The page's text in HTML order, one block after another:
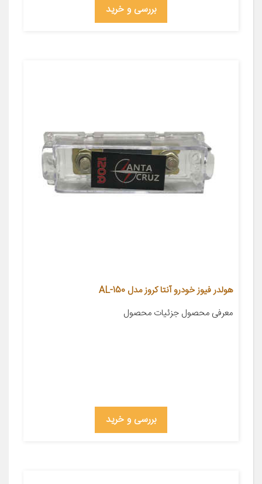
بررسی و خرید
هولدر فیوز خودرو آنتا کروز مدل AL-150
معرفی محصول جزئیات محصول
بررسی و خرید